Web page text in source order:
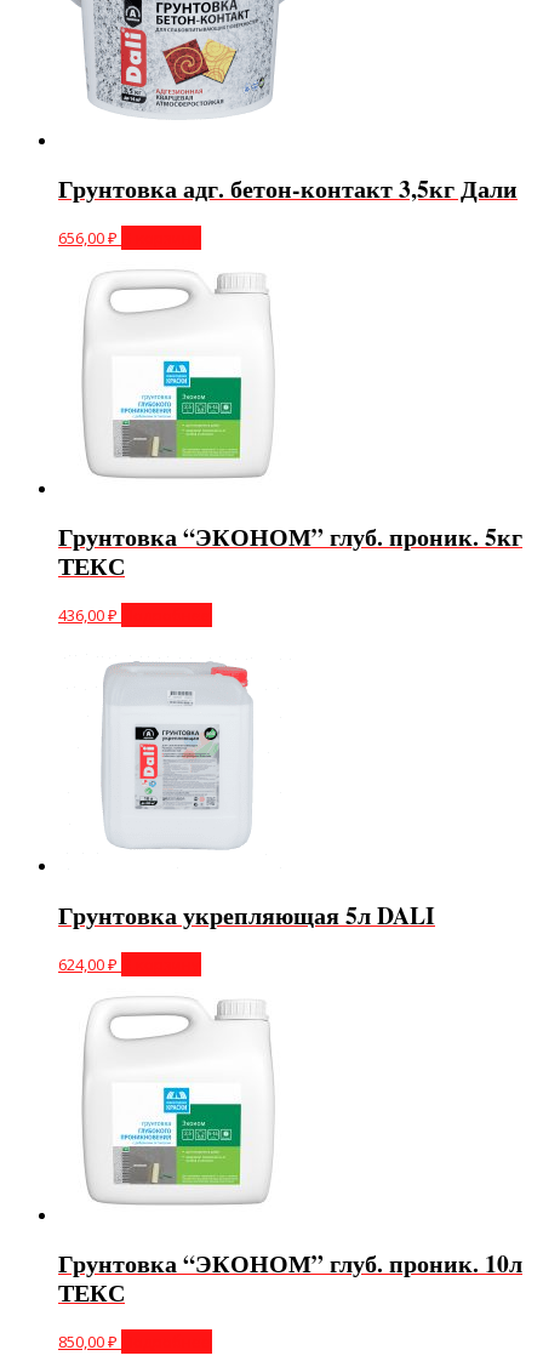
Грунтовка адг. бетон-контакт 3,5кг Дали
656,00₽
Грунтовка “ЭКОНОМ” глуб. проник. 5кг
ТЕКС
436,00₽
Грунтовка укрепляющая 5л DALI
624,00₽
Грунтовка “ЭКОНОМ” глуб. проник. 10л
ТЕКС
850,00₽